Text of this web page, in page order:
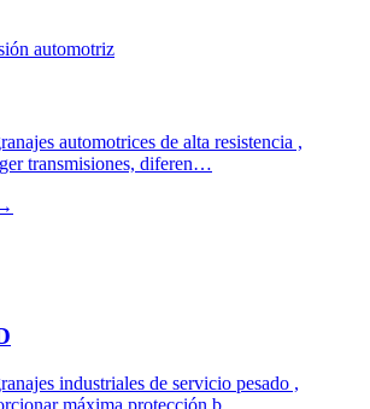
automotriz
automotrices de alta resistencia ,
transmisiones, diferen…
industriales de servicio pesado ,
máxima protección b…